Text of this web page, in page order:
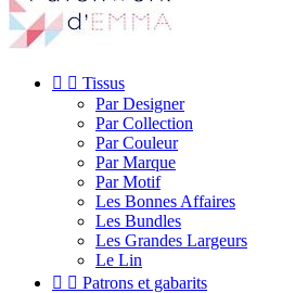
  Tissus
Par Designer
Par Collection
Par Couleur
Par Marque
Par Motif
Les Bonnes Affaires
Les Bundles
Les Grandes Largeurs
Le Lin
  Patrons et gabarits